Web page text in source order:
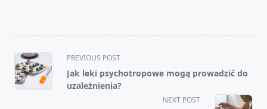
<span
class="nav-
subtitle
PREVIOUS POST
Jak leki psychotropowe mogą prowadzić do
uzależnienia?
NEXT POST